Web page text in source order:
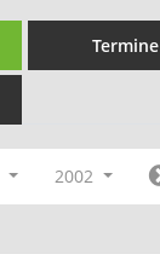
Termine
2002